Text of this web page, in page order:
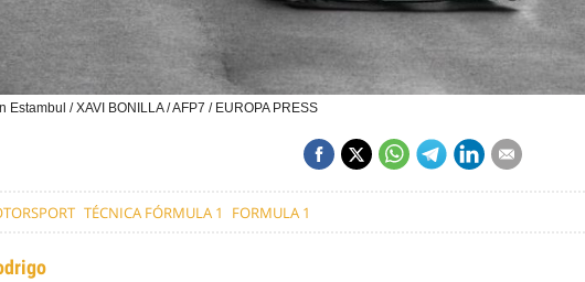
Estambul / XAVI BONILLA / AFP7 / EUROPA PRESS
TÉCNICA FÓRMULA 1 FORMULA 1